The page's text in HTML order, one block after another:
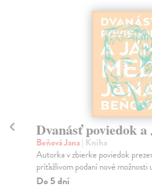
Dvanásť poviedok
Beňová Jana| Kniha
Autorka v zbierke poviedok
príťažlivom podaní nové
Do 5 dní